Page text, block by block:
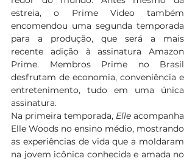
estreia, o Prime Video também
encomendou uma segunda temporada
para a produção, que será a mais
recente adição à assinatura Amazon
Prime. Membros Prime no Brasil
desfrutam de economia, conveniência e
entretenimento, tudo em uma única
assinatura.
Na primeira temporada, Elle acompanha
Elle Woods no ensino médio, mostrando
as experiências de vida que a moldaram
na jovem icônica conhecida e amada no